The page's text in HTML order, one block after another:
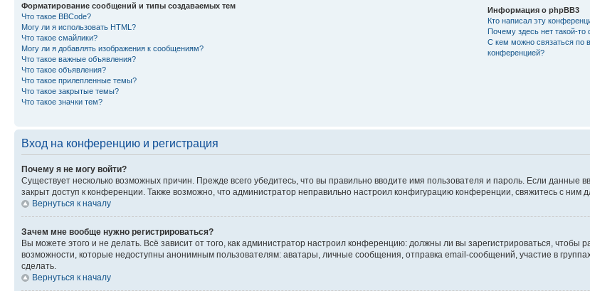
Форматирование сообщений и типы создаваемых тем
Что такое BBCode?
Могу ли я использовать HTML?
Что такое смайлики?
Могу ли я добавлять изображения к сообщениям?
Что такое важные объявления?
Что такое объявления?
Что такое прилепленные темы?
Что такое закрытые темы?
Что такое значки тем?
Информация о phpBB3
Кто написал эту
Почему здесь нет такой-то
С кем можно связаться по
конференцией?
Вход на конференцию и регистрация
Почему я не могу войти?
Существует несколько возможных причин. Прежде всего убедитесь, что вы правильно вводите имя пользователя и пароль. Если
закрыт доступ к конференции. Также возможно, что администратор неправильно настроил конфигурацию конференции, свяжитесь с ним
Вернуться к началу
Зачем мне вообще нужно регистрироваться?
Вы можете этого и не делать. Всё зависит от того, как администратор настроил конференцию: должны ли вы зарегистрироваться,
возможности, которые недоступны анонимным пользователям: аватары, личные сообщения, отправка email-сообщений, участие в
сделать.
Вернуться к началу